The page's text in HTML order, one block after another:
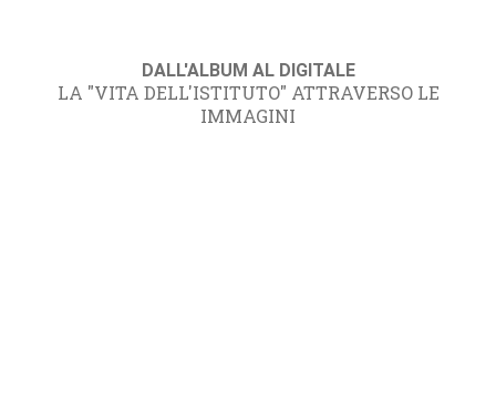
DALL'ALBUM AL DIGITALE
LA "VITA DELL'ISTITUTO" ATTRAVERSO LE
IMMAGINI